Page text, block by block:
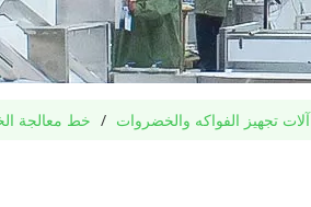
آلات تجهيز الفواكه والخضروات / خط معالجة